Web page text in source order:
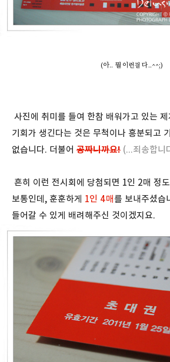
(아.. 뭘 이런걸 다..^^;)
사진에 취미를 들여 한참 배워가고 있는
기회가 생긴다는 것은 무척이나 흥분되고
없습니다. 더불어 공짜니까요! (...죄송합니
흔히 이런 전시회에 당첨되면 1인 2매 정
보통인데, 훈훈하게 1인 4매를 보내주셨습
들어갈 수 있게 배려해주신 것이겠지요.